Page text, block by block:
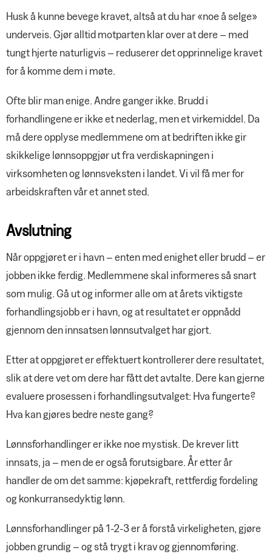
Husk å kunne bevege kravet, altså at du har «noe å selge»
underveis. Gjør alltid motparten klar over at dere – med
tungt hjerte naturligvis – reduserer det opprinnelige kravet
for å komme dem i møte.
Ofte blir man enige. Andre ganger ikke. Brudd i
forhandlingene er ikke et nederlag, men et virkemiddel. Da
må dere opplyse medlemmene om at bedriften ikke gir
skikkelige lønnsoppgjør ut fra verdiskapningen i
virksomheten og lønnsveksten i landet. Vi vil få mer for
arbeidskraften vår et annet sted.
Avslutning
Når oppgjøret er i havn – enten med enighet eller brudd – er
jobben ikke ferdig. Medlemmene skal informeres så snart
som mulig. Gå ut og informer alle om at årets viktigste
forhandlingsjobb er i havn, og at resultatet er oppnådd
gjennom den innsatsen lønnsutvalget har gjort.
Etter at oppgjøret er effektuert kontrollerer dere resultatet,
slik at dere vet om dere har fått det avtalte. Dere kan gjerne
evaluere prosessen i forhandlingsutvalget: Hva fungerte?
Hva kan gjøres bedre neste gang?
Lønnsforhandlinger er ikke noe mystisk. De krever litt
innsats, ja – men de er også forutsigbare. År etter år
handler de om det samme: kjøpekraft, rettferdig fordeling
og konkurransedyktig lønn.
Lønnsforhandlinger på 1-2-3 er å forstå virkeligheten, gjøre
jobben grundig – og stå trygt i krav og gjennomføring.